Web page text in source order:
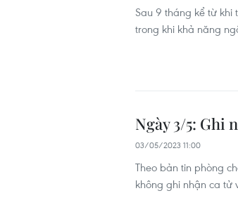
Sau 9 tháng kể từ
trong khi khả năng
Ngày 3/5: Ghi
03/05/2023 11:00
Theo bản tin phòng
không ghi nhận ca tử